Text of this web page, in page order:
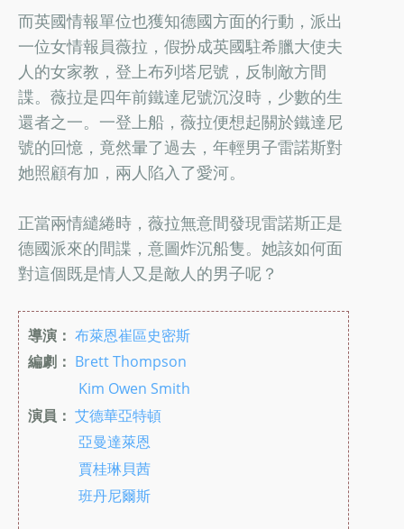
而英國情報單位也獲知德國方面的行動，派出
一位女情報員薇拉，假扮成英國駐希臘大使夫
人的女家教，登上布列塔尼號，反制敵方間
諜。薇拉是四年前鐵達尼號沉沒時，少數的生
還者之一。一登上船，薇拉便想起關於鐵達尼
號的回憶，竟然暈了過去，年輕男子雷諾斯對
她照顧有加，兩人陷入了愛河。
正當兩情繾綣時，薇拉無意間發現雷諾斯正是
德國派來的間諜，意圖炸沉船隻。她該如何面
對這個既是情人又是敵人的男子呢？
導演： 布萊恩崔區史密斯
編劇： Brett Thompson
Kim Owen Smith
演員： 艾德華亞特頓
亞曼達萊恩
賈桂琳貝茜
班丹尼爾斯